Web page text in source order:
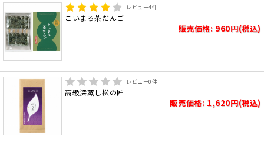
レビュー4件
こいまろ茶だんご
販売価格: 960円(税込)
レビュー0件
高級深蒸し松の匠
販売価格: 1,620円(税込)